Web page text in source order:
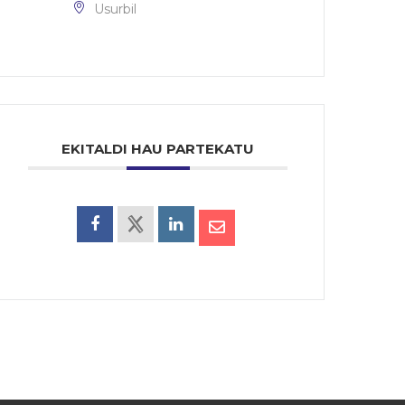
Usurbil
EKITALDI HAU PARTEKATU